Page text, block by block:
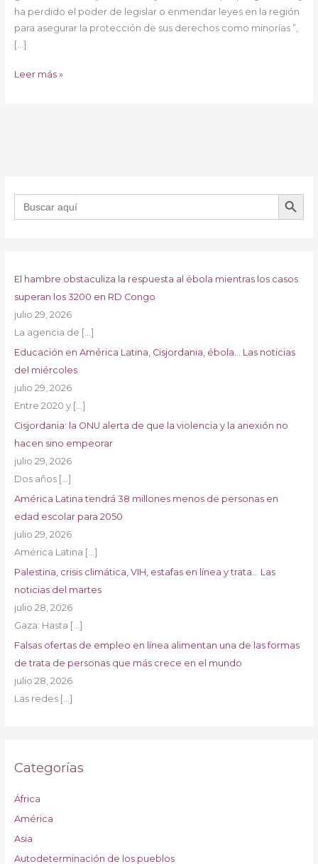
ha perdido el poder de legislar o enmendar leyes en la región
para asegurar la protección de sus derechos como minorías ”,
[…]
Leer más »
Buscar: BOTÓN DE
El hambre obstaculiza la respuesta al ébola mientras los casos
superan los 3200 en RD Congo
julio 29, 2026
La agencia de […]
Educación en América Latina, Cisjordania, ébola… Las noticias
del miércoles
julio 29, 2026
Entre 2020 y […]
Cisjordania: la ONU alerta de que la violencia y la anexión no
hacen sino empeorar
julio 29, 2026
Dos años […]
América Latina tendrá 38 millones menos de personas en
edad escolar para 2050
julio 29, 2026
América Latina […]
Palestina, crisis climática, VIH, estafas en línea y trata… Las
noticias del martes
julio 28, 2026
Gaza: Hasta […]
Falsas ofertas de empleo en línea alimentan una de las formas
de trata de personas que más crece en el mundo
julio 28, 2026
Las redes […]
Categorías
África
América
Asia
Autodeterminación de los pueblos